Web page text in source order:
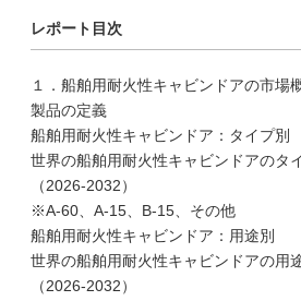
レポート目次
１．船舶用耐火性キャビンドアの市場
製品の定義
船舶用耐火性キャビンドア：タイプ別
世界の船舶用耐火性キャビンドアのタ
（2026-2032）
※A-60、A-15、B-15、その他
船舶用耐火性キャビンドア：用途別
世界の船舶用耐火性キャビンドアの用
（2026-2032）